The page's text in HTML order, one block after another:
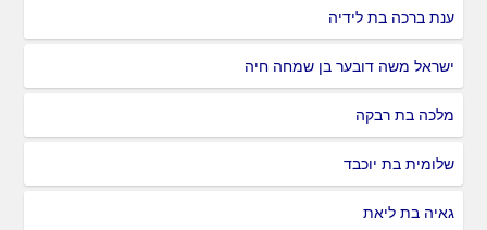
ענת ברכה בת לידיה
ישראל משה דובער בן שמחה חיה
מלכה בת רבקה
שלומית בת יוכבד
גאיה בת ליאת